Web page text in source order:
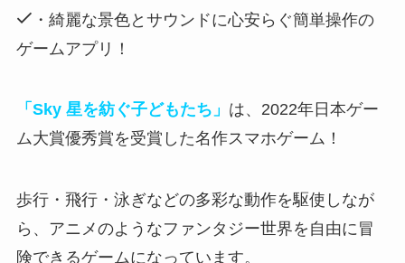
・綺麗な景色とサウンドに心安らぐ簡単操作の
ゲームアプリ！
「Sky 星を紡ぐ子どもたち」 は、2022年日本ゲー
ム大賞優秀賞を受賞した名作スマホゲーム！
歩行・飛行・泳ぎなどの多彩な動作を駆使しなが
ら 、アニメのようなファンタジー世界を自由に冒
険できるゲームになっています。